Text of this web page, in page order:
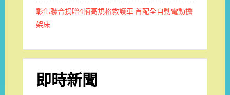
彰化聯合捐贈4輛高規格救護車 首配全自動電動擔
架床
即時新聞